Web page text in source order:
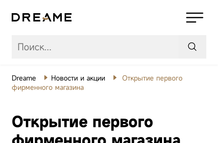
Роботы-
Беспроводные
пылесосы
Dreame Новости и акции
Открытие первого
фирменного магазина
Открытие первого